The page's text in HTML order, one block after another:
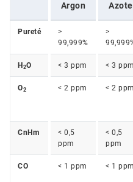
Argon Azote
Pureté
>
99,999%
>
H 2O < 3 ppm < 3 ppm
O2 < 2 ppm < 2 ppm
CnHm
< 0,5
ppm
< 0,5
ppm
CO < 1 ppm < 1 ppm